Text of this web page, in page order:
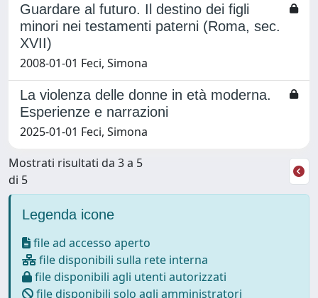
Guardare al futuro. Il destino dei figli
minori nei testamenti paterni (Roma, sec.
XVII)
2008-01-01 Feci, Simona
La violenza delle donne in età moderna.
Esperienze e narrazioni
2025-01-01 Feci, Simona
Mostrati risultati da 3 a 5
di 5
Legenda icone
file ad accesso aperto
file disponibili sulla rete interna
file disponibili agli utenti autorizzati
file disponibili solo agli amministratori